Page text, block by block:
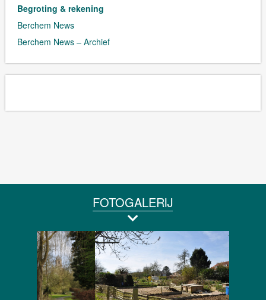
Begroting & rekening
Berchem News
Berchem News – Archief
FOTOGALERIJ